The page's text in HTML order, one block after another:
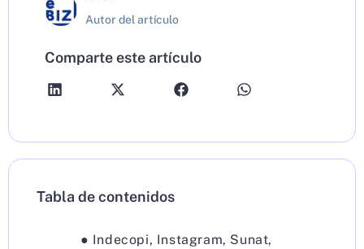
Autor del artículo
Comparte este artículo
Tabla de contenidos
● Indecopi, Instagram, Sunat,